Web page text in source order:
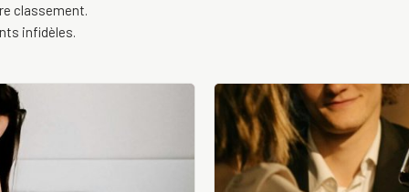
classement.
infidèles.